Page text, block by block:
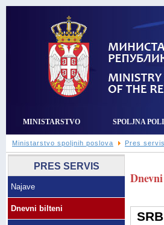
MINISTARSTVO SPOLJNA
Ministarstvo spoljnih poslova Pres servis
PRES SERVIS
Najave
Dnevni bilteni